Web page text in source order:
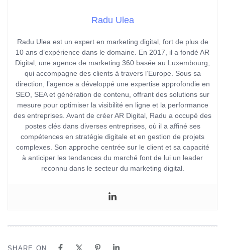
Radu Ulea
Radu Ulea est un expert en marketing digital, fort de plus de
10 ans d’expérience dans le domaine. En 2017, il a fondé AR
Digital, une agence de marketing 360 basée au Luxembourg,
qui accompagne des clients à travers l’Europe. Sous sa
direction, l’agence a développé une expertise approfondie en
SEO, SEA et génération de contenu, offrant des solutions sur
mesure pour optimiser la visibilité en ligne et la performance
des entreprises. Avant de créer AR Digital, Radu a occupé des
postes clés dans diverses entreprises, où il a affiné ses
compétences en stratégie digitale et en gestion de projets
complexes. Son approche centrée sur le client et sa capacité
à anticiper les tendances du marché font de lui un leader
reconnu dans le secteur du marketing digital.
SHARE ON